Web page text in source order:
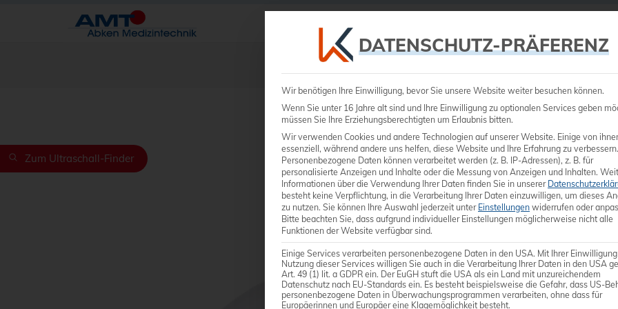
Zum Ultraschall-Finder
Ultraschall
Linear-
S-Vue™-Single-Crystal
Frequenz-Bandbreite:
Anwenderspezifisch:​
Bildfeld: 44,0 mm
DATENSCHUTZ-PRÄFERENZ
Wir benötigen Ihre Einwilligung, bevor Sie unsere Website weiter besuchen können.
Wenn Sie unter 16 Jahre alt sind und Ihre Einwilligung zu optionalen Services geben
müssen Sie Ihre Erziehungsberechtigten um Erlaubnis bitten.
Wir verwenden Cookies und andere Technologien auf unserer Website. Einige von
essenziell, während andere uns helfen, diese Website und Ihre Erfahrung zu verbessern.
Personenbezogene Daten können verarbeitet werden (z. B. IP-Adressen), z. B. für
personalisierte Anzeigen und Inhalte oder die Messung von Anzeigen und Inhalten.
Informationen über die Verwendung Ihrer Daten finden Sie in unserer
besteht keine Verpflichtung, in die Verarbeitung Ihrer Daten einzuwilligen, um dieses
zu nutzen. Sie können Ihre Auswahl jederzeit unter Einstellungen widerrufen oder
Bitte beachten Sie, dass aufgrund individueller Einstellungen möglicherweise nicht alle
Funktionen der Website verfügbar sind.
Einige Services verarbeiten personenbezogene Daten in den USA. Mit Ihrer
Nutzung dieser Services willigen Sie auch in die Verarbeitung Ihrer Daten in den USA
Art. 49 (1) lit. a GDPR ein. Der EuGH stuft die USA als ein Land mit unzureichendem
Datenschutz nach EU-Standards ein. Es besteht beispielsweise die Gefahr, dass US-
personenbezogene Daten in Überwachungsprogrammen verarbeiten, ohne dass für
Europäerinnen und Europäer eine Klagemöglichkeit besteht.